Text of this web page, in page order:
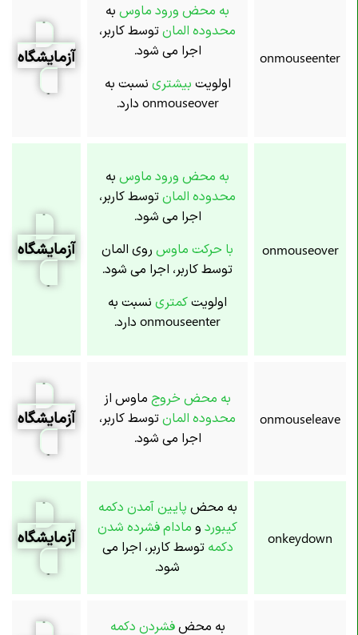
onmouseenter
به محض ورود ماوس به
محدوده المانتوسط کاربر،
اجرا می شود.
اولویت بیشتری نسبت به
onmouseover دارد.
آزمایشگاه
onmouseover
به محض ورود ماوس به
محدوده المانتوسط کاربر،
اجرا می شود.
با حرکت ماوس روی المان
توسط کاربر، اجرا می شود.
اولویتکمتری نسبت به
onmouseenter دارد.
آزمایشگاه
onmouseleave
به محض خروج ماوس از
محدوده المانتوسط کاربر،
اجرا می شود.
آزمایشگاه
onkeydown
به محض پایین آمدن دکمه
کیبورد و مادام فشرده شدن
دکمه توسط کاربر، اجرا می
شود.
آزمایشگاه
به محضفشردن دکمه